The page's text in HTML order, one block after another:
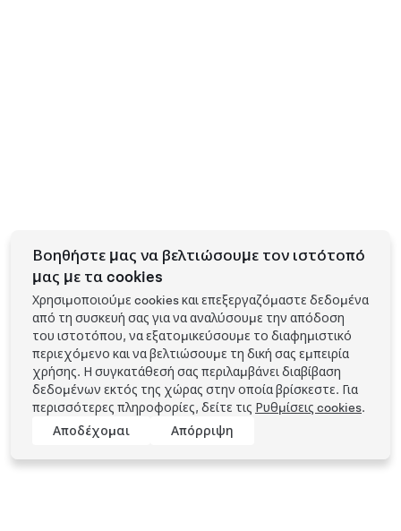
Βοηθήστε μας να βελτιώσουμε τον ιστότοπό
μας με τα cookies
Χρησιμοποιούμε cookies και επεξεργαζόμαστε δεδομένα
από τη συσκευή σας για να αναλύσουμε την απόδοση
του ιστοτόπου, να εξατομικεύσουμε το διαφημιστικό
περιεχόμενο και να βελτιώσουμε τη δική σας εμπειρία
χρήσης. Η συγκατάθεσή σας περιλαμβάνει διαβίβαση
δεδομένων εκτός της χώρας στην οποία βρίσκεστε. Για
περισσότερες πληροφορίες, δείτε τις Ρυθμίσεις cookies.
Αποδέχομαι
Απόρριψη